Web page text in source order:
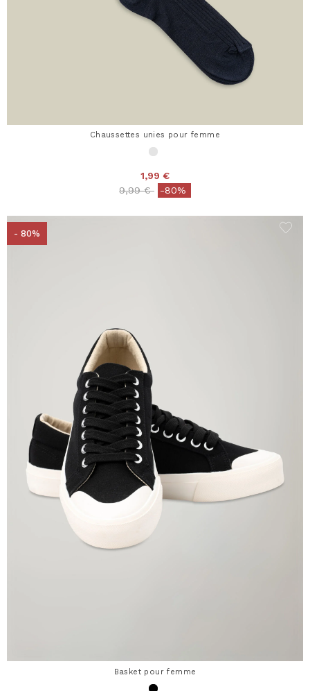
Chaussettes unies pour femme
1,99 €
Price reduced from
9,99 €to-80%
- 80%
Basket pour femme